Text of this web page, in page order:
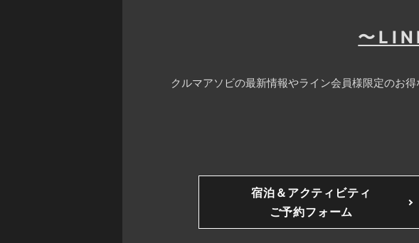
〜
クルマアソビの最新情報やライン会員様限定のお
宿泊＆アクティビティ
ご予約フォーム